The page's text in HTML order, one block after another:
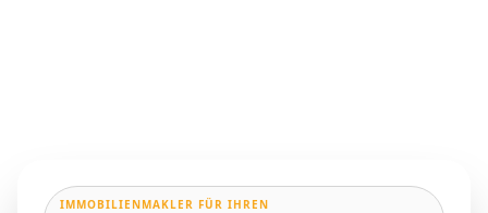
IMMOBILIENMAKLER FÜR IHREN